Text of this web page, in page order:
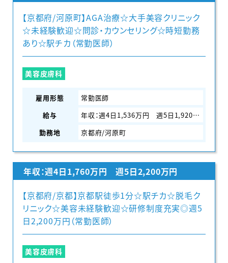
【京都府/河原町】AGA治療☆大手美容クリニック
☆未経験歓迎☆問診・カウンセリング☆時短勤務
あり☆駅チカ（常勤医師）
美容皮膚科
雇用形態
常勤医師
給与
年収：週4日1,536万円 週5日1,920万円
勤務地
京都府/河原町
年収：週4日1,760万円 週5日2,200万円
【京都府/京都】京都駅徒歩1分☆駅チカ☆脱毛ク
リニック☆美容未経験歓迎☆研修制度充実◎週5
日2,200万円（常勤医師）
美容皮膚科